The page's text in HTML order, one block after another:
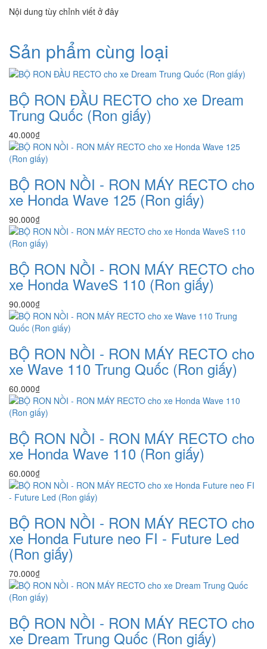
Nội dung tùy chỉnh viết ở đây
Sản phẩm cùng loại
BỘ RON ĐẦU RECTO cho xe Dream
Trung Quốc (Ron giấy)
40.000₫
BỘ RON NỒI - RON MÁY RECTO cho
xe Honda Wave 125 (Ron giấy)
90.000₫
BỘ RON NỒI - RON MÁY RECTO cho
xe Honda WaveS 110 (Ron giấy)
90.000₫
BỘ RON NỒI - RON MÁY RECTO cho
xe Wave 110 Trung Quốc (Ron giấy)
60.000₫
BỘ RON NỒI - RON MÁY RECTO cho
xe Honda Wave 110 (Ron giấy)
60.000₫
BỘ RON NỒI - RON MÁY RECTO cho
xe Honda Future neo FI - Future Led
(Ron giấy)
70.000₫
BỘ RON NỒI - RON MÁY RECTO cho
xe Dream Trung Quốc (Ron giấy)